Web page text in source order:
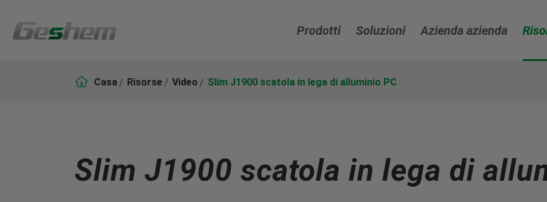
Prodotti Soluzioni Azienda azienda
 Casa Risorse Video Slim J1900 scatola in lega di alluminio PC
Slim J1900 scatola in lega di